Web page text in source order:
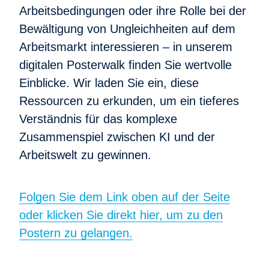
Arbeitsbedingungen oder ihre Rolle bei der
Bewältigung von Ungleichheiten auf dem
Arbeitsmarkt interessieren – in unserem
digitalen Posterwalk finden Sie wertvolle
Einblicke. Wir laden Sie ein, diese
Ressourcen zu erkunden, um ein tieferes
Verständnis für das komplexe
Zusammenspiel zwischen KI und der
Arbeitswelt zu gewinnen.
Folgen Sie dem Link oben auf der Seite
oder klicken Sie direkt hier, um zu den
Postern zu gelangen.